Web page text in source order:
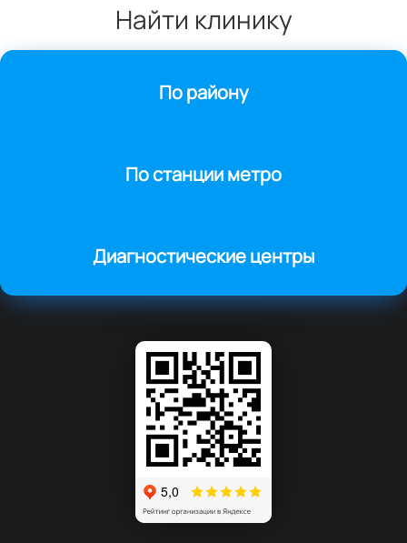
Найти клинику
По району
По станции метро
Диагностические центры